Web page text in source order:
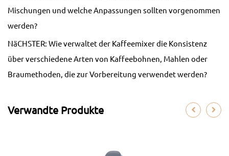
Mischungen und welche Anpassungen sollten vorgenommen
werden?
NäCHSTER: Wie verwaltet der Kaffeemixer die Konsistenz
über verschiedene Arten von Kaffeebohnen, Mahlen oder
Braumethoden, die zur Vorbereitung verwendet werden?
Verwandte Produkte